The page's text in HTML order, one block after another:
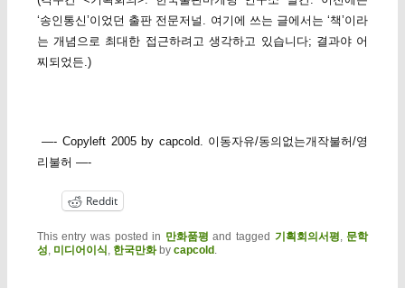
‘송인통신’이었던 출판 전문저널. 여기에 쓰는 글에서는 ‘책’이라
는 개념으로 최대한 접근하려고 생각하고 있습니다; 결과야 어
찌되었든.)
—- Copyleft 2005 by capcold. 이동자유/동의없는개작불허/영
리불허 —-
Reddit
This entry was posted in 만화품평 and tagged 기획회의서평,문학
성, 미디어이식, 한국만화by capcold .